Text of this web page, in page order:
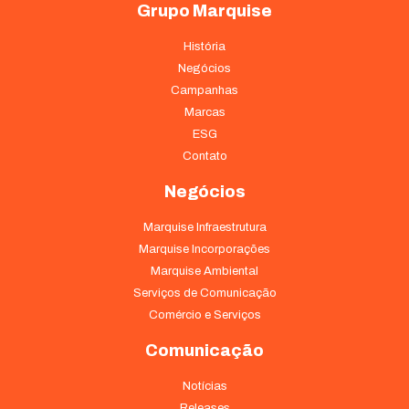
Grupo Marquise
História
Negócios
Campanhas
Marcas
ESG
Contato
Negócios
Marquise Infraestrutura
Marquise Incorporações
Marquise Ambiental
Serviços de Comunicação
Comércio e Serviços
Comunicação
Notícias